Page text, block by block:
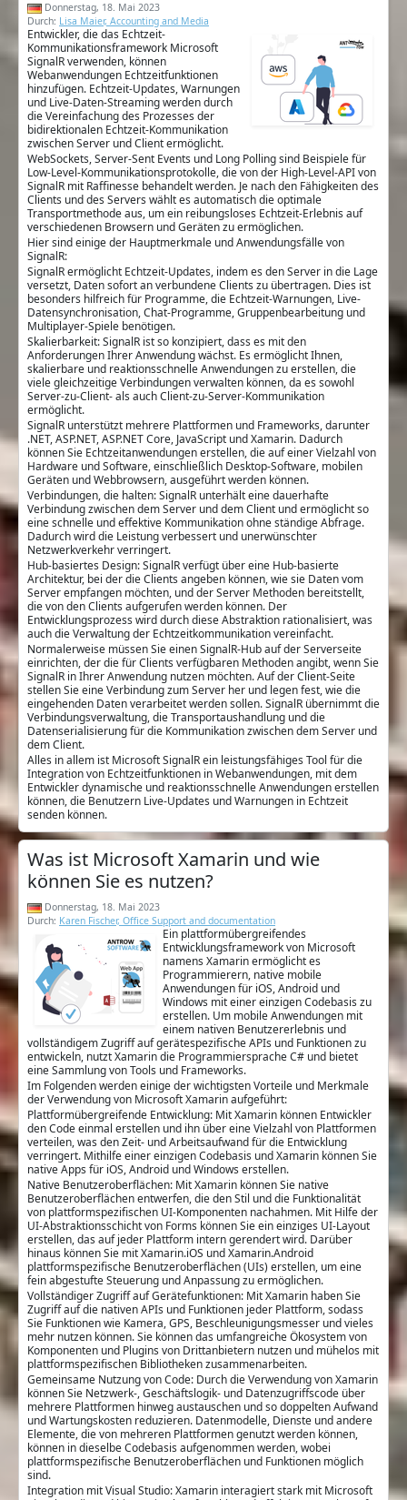
Donnerstag, 18. Mai 2023
Durch: Lisa Maier, Accounting and Media
Entwickler, die das Echtzeit-
Kommunikationsframework Microsoft
SignalR verwenden, können
Webanwendungen Echtzeitfunktionen
hinzufügen. Echtzeit-Updates, Warnungen
und Live-Daten-Streaming werden durch
die Vereinfachung des Prozesses der
bidirektionalen Echtzeit-Kommunikation
zwischen Server und Client ermöglicht.
WebSockets, Server-Sent Events und Long Polling sind Beispiele für
Low-Level-Kommunikationsprotokolle, die von der High-Level-API von
SignalR mit Raffinesse behandelt werden. Je nach den Fähigkeiten des
Clients und des Servers wählt es automatisch die optimale
Transportmethode aus, um ein reibungsloses Echtzeit-Erlebnis auf
verschiedenen Browsern und Geräten zu ermöglichen.
Hier sind einige der Hauptmerkmale und Anwendungsfälle von
SignalR:
SignalR ermöglicht Echtzeit-Updates, indem es den Server in die Lage
versetzt, Daten sofort an verbundene Clients zu übertragen. Dies ist
besonders hilfreich für Programme, die Echtzeit-Warnungen, Live-
Datensynchronisation, Chat-Programme, Gruppenbearbeitung und
Multiplayer-Spiele benötigen.
Skalierbarkeit: SignalR ist so konzipiert, dass es mit den
Anforderungen Ihrer Anwendung wächst. Es ermöglicht Ihnen,
skalierbare und reaktionsschnelle Anwendungen zu erstellen, die
viele gleichzeitige Verbindungen verwalten können, da es sowohl
Server-zu-Client- als auch Client-zu-Server-Kommunikation
ermöglicht.
SignalR unterstützt mehrere Plattformen und Frameworks, darunter
.NET, ASP.NET, ASP.NET Core, JavaScript und Xamarin. Dadurch
können Sie Echtzeitanwendungen erstellen, die auf einer Vielzahl von
Hardware und Software, einschließlich Desktop-Software, mobilen
Geräten und Webbrowsern, ausgeführt werden können.
Verbindungen, die halten: SignalR unterhält eine dauerhafte
Verbindung zwischen dem Server und dem Client und ermöglicht so
eine schnelle und effektive Kommunikation ohne ständige Abfrage.
Dadurch wird die Leistung verbessert und unerwünschter
Netzwerkverkehr verringert.
Hub-basiertes Design: SignalR verfügt über eine Hub-basierte
Architektur, bei der die Clients angeben können, wie sie Daten vom
Server empfangen möchten, und der Server Methoden bereitstellt,
die von den Clients aufgerufen werden können. Der
Entwicklungsprozess wird durch diese Abstraktion rationalisiert, was
auch die Verwaltung der Echtzeitkommunikation vereinfacht.
Normalerweise müssen Sie einen SignalR-Hub auf der Serverseite
einrichten, der die für Clients verfügbaren Methoden angibt, wenn Sie
SignalR in Ihrer Anwendung nutzen möchten. Auf der Client-Seite
stellen Sie eine Verbindung zum Server her und legen fest, wie die
eingehenden Daten verarbeitet werden sollen. SignalR übernimmt die
Verbindungsverwaltung, die Transportaushandlung und die
Datenserialisierung für die Kommunikation zwischen dem Server und
dem Client.
Alles in allem ist Microsoft SignalR ein leistungsfähiges Tool für die
Integration von Echtzeitfunktionen in Webanwendungen, mit dem
Entwickler dynamische und reaktionsschnelle Anwendungen erstellen
können, die Benutzern Live-Updates und Warnungen in Echtzeit
senden können.
Was ist Microsoft Xamarin und wie
können Sie es nutzen?
Donnerstag, 18. Mai 2023
Durch: Karen Fischer, Office Support and documentation
Ein plattformübergreifendes
Entwicklungsframework von Microsoft
namens Xamarin ermöglicht es
Programmierern, native mobile
Anwendungen für iOS, Android und
Windows mit einer einzigen Codebasis zu
erstellen. Um mobile Anwendungen mit
einem nativen Benutzererlebnis und
vollständigem Zugriff auf gerätespezifische APIs und Funktionen zu
entwickeln, nutzt Xamarin die Programmiersprache C# und bietet
eine Sammlung von Tools und Frameworks.
Im Folgenden werden einige der wichtigsten Vorteile und Merkmale
der Verwendung von Microsoft Xamarin aufgeführt:
Plattformübergreifende Entwicklung: Mit Xamarin können Entwickler
den Code einmal erstellen und ihn über eine Vielzahl von Plattformen
verteilen, was den Zeit- und Arbeitsaufwand für die Entwicklung
verringert. Mithilfe einer einzigen Codebasis und Xamarin können Sie
native Apps für iOS, Android und Windows erstellen.
Native Benutzeroberflächen: Mit Xamarin können Sie native
Benutzeroberflächen entwerfen, die den Stil und die Funktionalität
von plattformspezifischen UI-Komponenten nachahmen. Mit Hilfe der
UI-Abstraktionsschicht von Forms können Sie ein einziges UI-Layout
erstellen, das auf jeder Plattform intern gerendert wird. Darüber
hinaus können Sie mit Xamarin.iOS und Xamarin.Android
plattformspezifische Benutzeroberflächen (UIs) erstellen, um eine
fein abgestufte Steuerung und Anpassung zu ermöglichen.
Vollständiger Zugriff auf Gerätefunktionen: Mit Xamarin haben Sie
Zugriff auf die nativen APIs und Funktionen jeder Plattform, sodass
Sie Funktionen wie Kamera, GPS, Beschleunigungsmesser und vieles
mehr nutzen können. Sie können das umfangreiche Ökosystem von
Komponenten und Plugins von Drittanbietern nutzen und mühelos mit
plattformspezifischen Bibliotheken zusammenarbeiten.
Gemeinsame Nutzung von Code: Durch die Verwendung von Xamarin
können Sie Netzwerk-, Geschäftslogik- und Datenzugriffscode über
mehrere Plattformen hinweg austauschen und so doppelten Aufwand
und Wartungskosten reduzieren. Datenmodelle, Dienste und andere
Elemente, die von mehreren Plattformen genutzt werden können,
können in dieselbe Codebasis aufgenommen werden, wobei
plattformspezifische Benutzeroberflächen und Funktionen möglich
sind.
Integration mit Visual Studio: Xamarin interagiert stark mit Microsoft